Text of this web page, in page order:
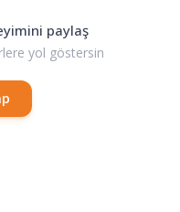
paylaş
yol göstersin